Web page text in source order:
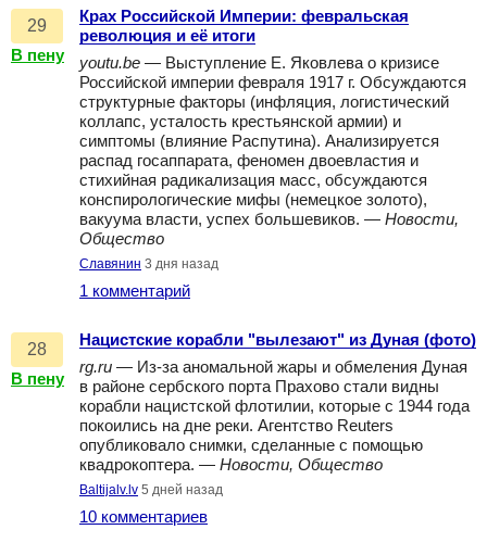
29
В пену
Крах Российской Империи: февральская
революция и её итоги
youtu.be — Выступление Е. Яковлева о кризисе
Российской империи февраля 1917 г. Обсуждаются
структурные факторы (инфляция, логистический
коллапс, усталость крестьянской армии) и
симптомы (влияние Распутина). Анализируется
распад госаппарата, феномен двоевластия и
стихийная радикализация масс, обсуждаются
конспирологические мифы (немецкое золото),
вакуума власти, успех большевиков. — Новости,
Общество
Славянин 3 дня назад
1 комментарий
28
В пену
Нацистские корабли "вылезают" из Дуная (фото)
rg.ru — Из-за аномальной жары и обмеления Дуная
в районе сербского порта Прахово стали видны
корабли нацистской флотилии, которые с 1944 года
покоились на дне реки. Агентство Reuters
опубликовало снимки, сделанные с помощью
квадрокоптера. — Новости, Общество
Baltijalv.lv 5 дней назад
10 комментариев